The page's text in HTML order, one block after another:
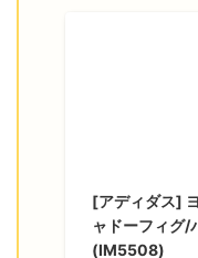
[アディダス]
ャドーフィグ/
(IM5508)